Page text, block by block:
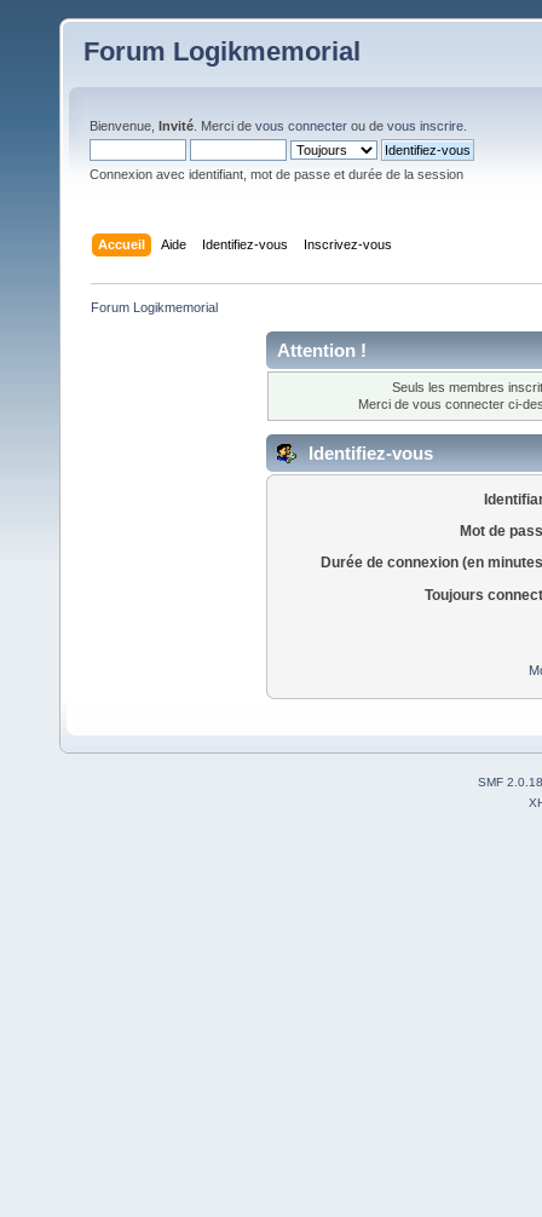
Forum Logikmemorial
Bienvenue, Invité . Merci de vous connecter ou de vous inscrire
Connexion avec identifiant, mot de passe et durée de la session
Accueil Aide Identifiez-vous Inscrivez-vous
Forum Logikmemorial
Attention !
Seuls les membres
Merci de vous connecter ci-
Identifiez-vous
Mot de
Durée de connexion (en
Toujours
SMF 2.0.18